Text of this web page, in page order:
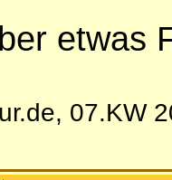
etwas
07.KW